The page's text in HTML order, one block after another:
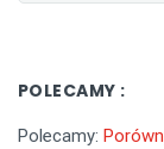
POLECAMY :
Polecamy: